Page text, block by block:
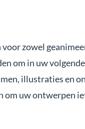
zowel
om in uw
illustraties en
uw ontwerpen